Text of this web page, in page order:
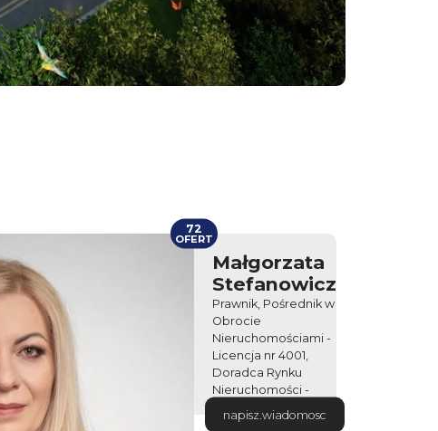
Małgorzata
Stefanowicz
Prawnik, Pośrednik w
Obrocie
Nieruchomościami -
Licencja nr 4001,
Doradca Rynku
Nieruchomości -
Certyfikat nr 250
napisz.wiadomosc
72
OFERT